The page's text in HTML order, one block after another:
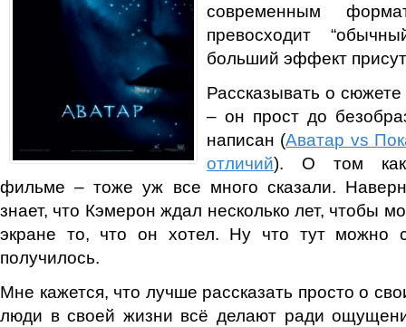
современным
превосходит
больший эффект
Рассказывать о
– он прост до
написан (Аватар vs
отличий). О том
фильме – тоже уж все много сказали.
знает, что Кэмерон ждал несколько лет, чтобы
экране то, что он хотел. Ну что тут можно
получилось.
Мне кажется, что лучше рассказать просто о
люди в своей жизни всё делают ради